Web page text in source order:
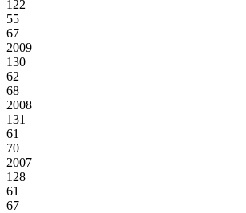
122
55
67
2009
130
62
68
2008
131
61
70
2007
128
61
67